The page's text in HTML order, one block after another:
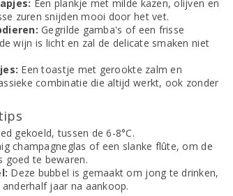
Een plankje met milde kazen, olijven en
zuren snijden mooi door het vet.
Gegrilde gamba's of een frisse
wijn is licht en zal de delicate smaken niet
Een toastje met gerookte zalm en
combinatie die altijd werkt, ook zonder
gekoeld, tussen de 6-8°C.
champagneglas of een slanke flûte, om de
goed te bewaren.
Deze bubbel is gemaakt om jong te drinken,
jaar na aankoop.